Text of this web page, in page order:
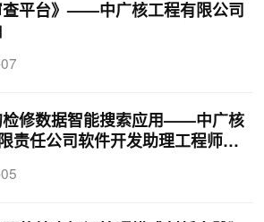
查平台》——中广核工程有限公司
检修数据智能搜索应用——中广核
责任公司软件开发助理工程师廖